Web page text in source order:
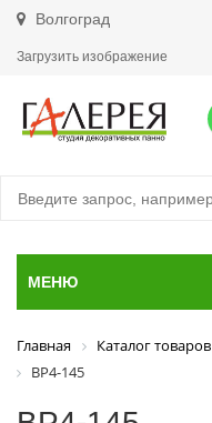
Волгоград
Загрузить изображение
МЕНЮ
Главная Каталог товаров
ВР4-145